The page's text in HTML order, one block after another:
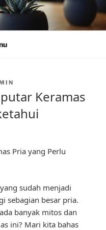
Keramas
Pria yang Perlu
sudah menjadi
sebagian besar pria.
banyak mitos dan
ini? Mari kita bahas